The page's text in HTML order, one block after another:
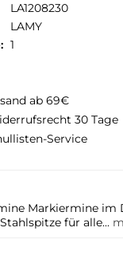
LA1208230
LAMY
1
ab 69€
30 Tage
Service
Markiermine im
für alle...